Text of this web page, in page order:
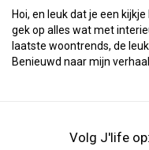
Hoi, en leuk dat je een
gek op alles wat met
laatste woontrends, de
Benieuwd naar mijn
Volg J'life op: